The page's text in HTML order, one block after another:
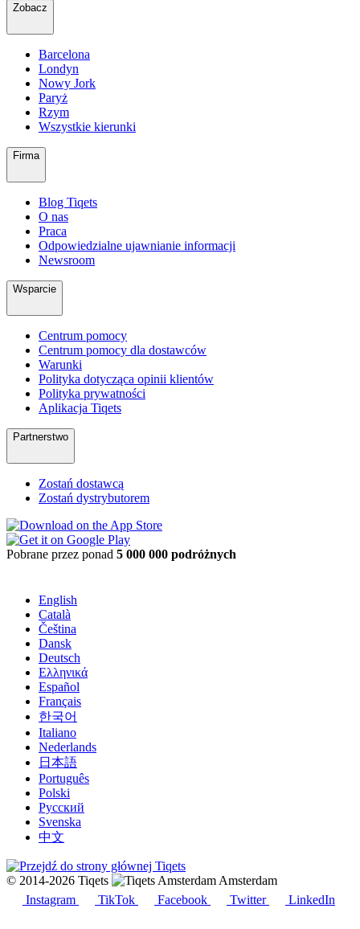
Zobacz
Barcelona
Londyn
Nowy Jork
Paryż
Rzym
Wszystkie kierunki
Firma
Blog Tiqets
O nas
Praca
Odpowiedzialne ujawnianie informacji
Newsroom
Wsparcie
Centrum pomocy
Centrum pomocy dla dostawców
Warunki
Polityka dotycząca opinii klientów
Polityka prywatności
Aplikacja Tiqets
Partnerstwo
Zostań dostawcą
Zostań dystrybutorem
Pobrane przez ponad 5 000 000 podróżnych
English
Català
Čeština
Dansk
Deutsch
Ελληνικά
Español
Français
한국어
Italiano
Nederlands
日本語
Português
Polski
Русский
Svenska
中文
© 2014-2026 Tiqets
Amsterdam
Instagram
TikTok Facebook Twitter LinkedIn